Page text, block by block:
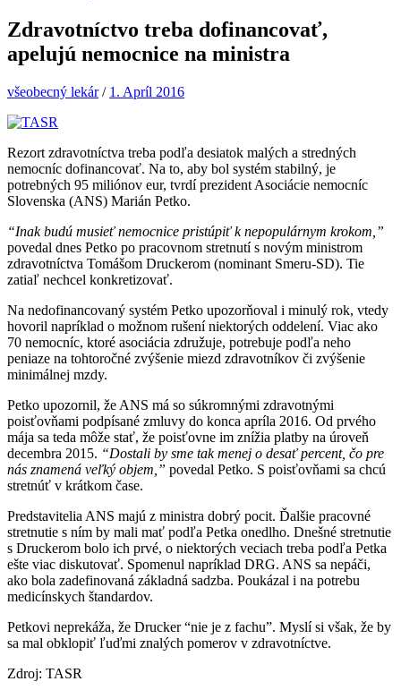
Zdravotníctvo treba dofinancovať,
apelujú nemocnice na ministra
všeobecný lekár/ 1. Apríl 2016
Rezort zdravotníctva treba podľa desiatok malých a stredných
nemocníc dofinancovať. Na to, aby bol systém stabilný, je
potrebných 95 miliónov eur, tvrdí prezident Asociácie nemocníc
Slovenska (ANS) Marián Petko.
“Inak budú musieť nemocnice pristúpiť k nepopulárnym krokom,”
povedal dnes Petko po pracovnom stretnutí s novým ministrom
zdravotníctva Tomášom Druckerom (nominant Smeru-SD). Tie
zatiaľ nechcel konkretizovať.
Na nedofinancovaný systém Petko upozorňoval i minulý rok, vtedy
hovoril napríklad o možnom rušení niektorých oddelení. Viac ako
70 nemocníc, ktoré asociácia združuje, potrebuje podľa neho
peniaze na tohtoročné zvýšenie miezd zdravotníkov či zvýšenie
minimálnej mzdy.
Petko upozornil, že ANS má so súkromnými zdravotnými
poisťovňami podpísané zmluvy do konca apríla 2016. Od prvého
mája sa teda môže stať, že poisťovne im znížia platby na úroveň
decembra 2015. “Dostali by sme tak menej o desať percent, čo pre
nás znamená veľký objem,” povedal Petko. S poisťovňami sa chcú
stretnúť v krátkom čase.
Predstavitelia ANS majú z ministra dobrý pocit. Ďalšie pracovné
stretnutie s ním by mali mať podľa Petka onedlho. Dnešné stretnutie
s Druckerom bolo ich prvé, o niektorých veciach treba podľa Petka
ešte viac diskutovať. Spomenul napríklad DRG. ANS sa nepáči,
ako bola zadefinovaná základná sadzba. Poukázal i na potrebu
medicínskych štandardov.
Petkovi neprekáža, že Drucker “nie je z fachu”. Myslí si však, že by
sa mal obklopiť ľuďmi znalých pomerov v zdravotníctve.
Zdroj: TASR